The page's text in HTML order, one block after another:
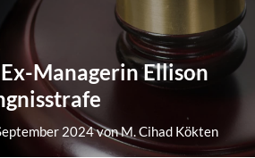
Managerin Ellison
2024vonM. Cihad Kökten